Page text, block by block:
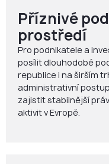
Příznivé
prostředí
Pro podnikatele a
posílit dlouhodobé
republice i na širším
administrativní
zajistit stabilnější
aktivit v Evropě.